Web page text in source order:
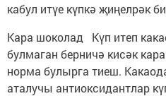
кабул итүе күпкә җиңелрәк
Кара шоколад Күп итеп
булмаган берничә кисәк
норма булырга тиеш.
аталучы антиоксидантлар